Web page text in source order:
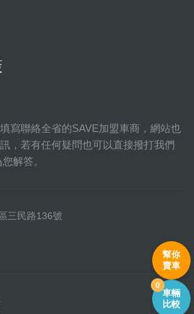
寫聯絡全省的SAVE加盟車商，網站也
，若有任何疑問也可以直接撥打我們
解答。
三民路136號
幫你
賣車
車輛
比較
0